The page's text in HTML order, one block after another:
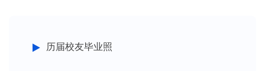
历届校友毕业照